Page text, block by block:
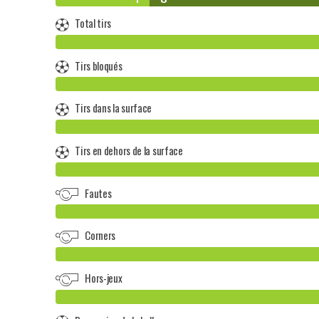
Total tirs
Tirs bloqués
Tirs dans la surface
Tirs en dehors de la surface
Fautes
Corners
Hors-jeux